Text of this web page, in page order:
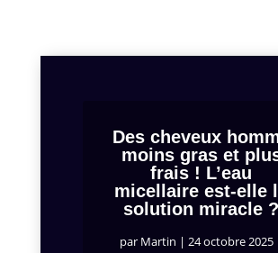
Des cheveux
moins gras et
frais ! L’eau
micellaire est-elle
solution miracle ?
par Martin |24 octobre 2025